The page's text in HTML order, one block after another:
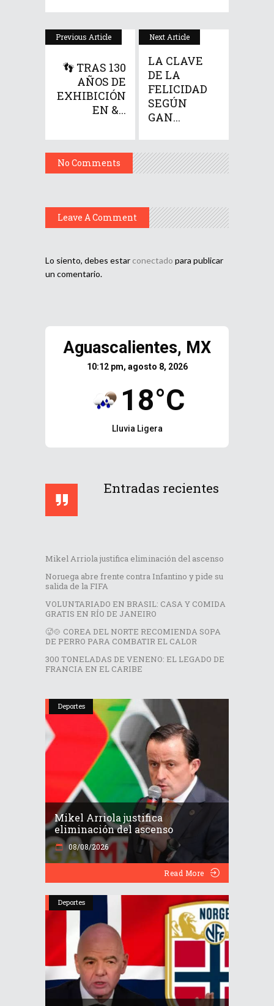
Previous Article
👣 TRAS 130
AÑOS DE
EXHIBICIÓN
EN &...
Next Article
LA CLAVE
DE LA
FELICIDAD
SEGÚN
GAN...
No Comments
Leave A Comment
Lo siento, debes estar conectado para publicar
un comentario.
Aguascalientes, MX
10:12 pm, agosto 8, 2026
18°C
Lluvia Ligera
Entradas recientes
Mikel Arriola justifica eliminación del ascenso
Noruega abre frente contra Infantino y pide su
salida de la FIFA
VOLUNTARIADO EN BRASIL: CASA Y COMIDA
GRATIS EN RÍO DE JANEIRO
🥵🍲 COREA DEL NORTE RECOMIENDA SOPA
DE PERRO PARA COMBATIR EL CALOR
300 TONELADAS DE VENENO: EL LEGADO DE
FRANCIA EN EL CARIBE
Deportes
Mikel Arriola justifica
eliminación del ascenso
08/08/2026
Read More
Deportes